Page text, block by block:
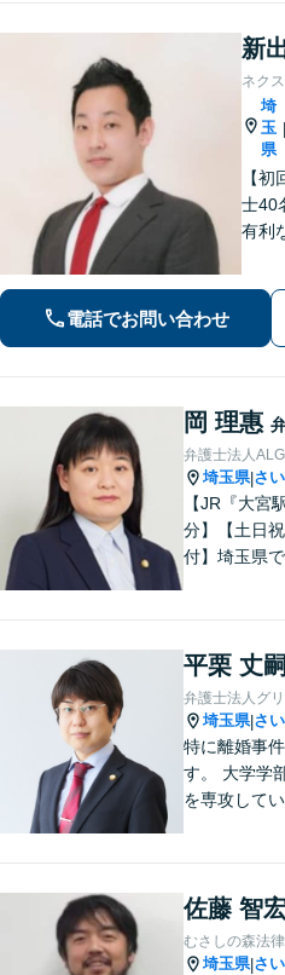
新
ネク
埼
玉
県
|
【
士40
有利
談
電話でお問い合わせ
岡 理惠
弁護士法人
埼玉県|さ
【JR『大宮
分】【土日
付】埼玉県
にご相談く
平栗 丈嗣
弁護士法人グ
埼玉県|さ
特に離婚事
す。 大学学
を専攻して
士になった
であるため
安心いただ
佐藤 智
むさしの森法
埼玉県|さ